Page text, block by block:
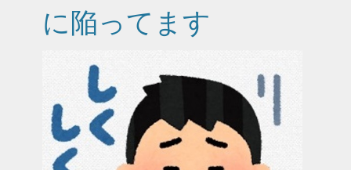
に陥ってます